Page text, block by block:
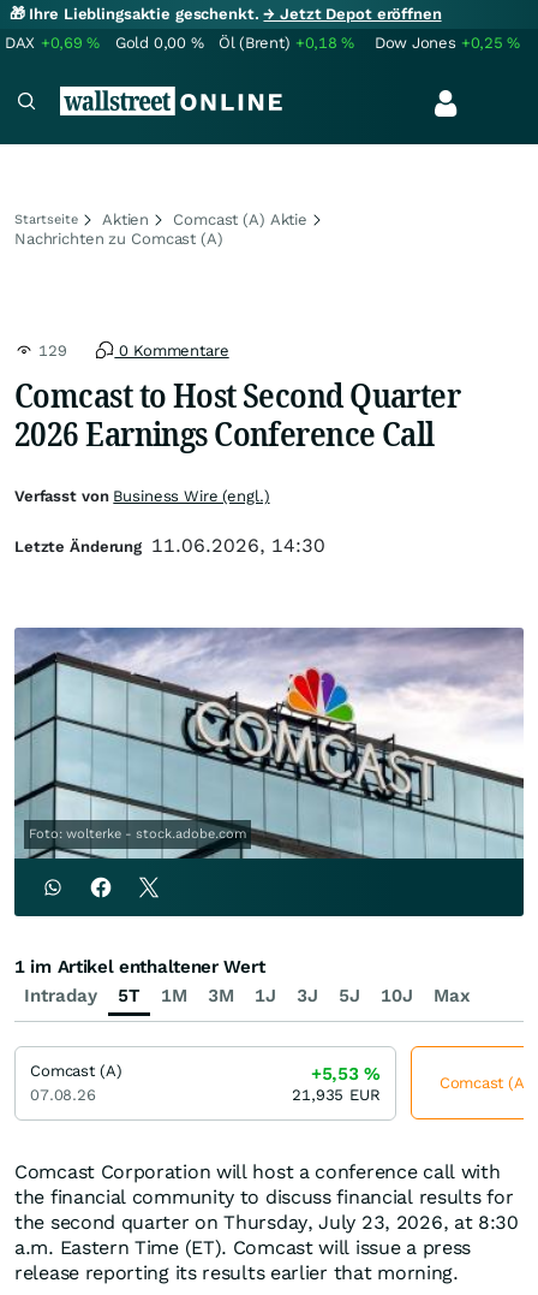
🎁 Ihre Lieblingsaktie geschenkt.→ Jetzt Depot eröffnen
DAX +0,69% Gold 0,00 % Öl (Brent) +0,18% Dow Jones +0,25%
Startseite Aktien
Comcast (A) Aktie
Nachrichten zu Comcast (A)
129 0 Kommentare
Comcast to Host Second Quarter
2026 Earnings Conference Call
Foto: wolterke - stock.adobe.com
Comcast Corporation will host a conference call with
the financial community to discuss financial results for
the second quarter on Thursday, July 23, 2026, at 8:30
a.m. Eastern Time (ET). Comcast will issue a press
release reporting its results earlier that morning.
Verfasst von Business Wire (engl.)
Letzte Änderung 11.06.2026, 14:30
Intraday 5T 1M 3M 1J 3J 5J 10J Max
1 im Artikel enthaltener Wert
Comcast (A)
07.08.26
+5,53%
21,935 EUR
Comcast (A)